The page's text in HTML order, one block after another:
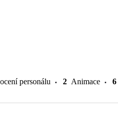
personálu 2 Animace 6